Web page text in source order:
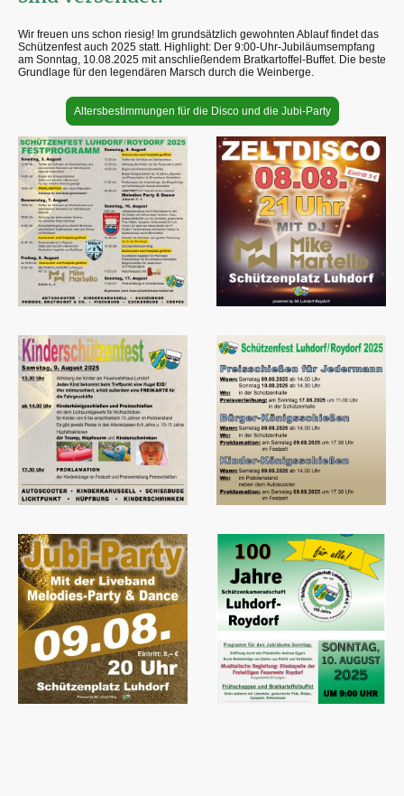
Wir freuen uns schon riesig! Im grundsätzlich gewohnten Ablauf findet das
Schützenfest auch 2025 statt. Highlight: Der 9:00-Uhr-Jubiläumsempfang
am Sonntag, 10.08.2025 mit anschließendem Bratkartoffel-Buffet. Die beste
Grundlage für den legendären Marsch durch die Weinberge.
Altersbestimmungen für die Disco und die Jubi-Party